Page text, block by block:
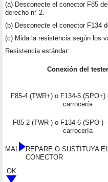
(a) Desconecte el conector F85
derecho n° 2.
(b) Desconecte el conector F134
(c) Mida la resistencia según los
Resistencia estándar:
Conexión del tester
F85-4 (TWR+) o F134-5
carrocería
F85-2 (TWR-) o F134-6 (SPO-)
carrocería
MAL
REPARE O SUSTITUYA
CONECTOR
OK